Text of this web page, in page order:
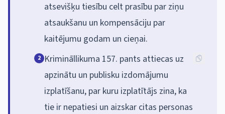
atsevišķu tiesību celt prasību par ziņu
atsaukšanu un kompensāciju par
kaitējumu godam un cieņai.
2 Krimināllikuma 157. pants attiecas uz
apzinātu un publisku izdomājumu
izplatīšanu, par kuru izplatītājs zina, ka
tie ir nepatiesi un aizskar citas personas